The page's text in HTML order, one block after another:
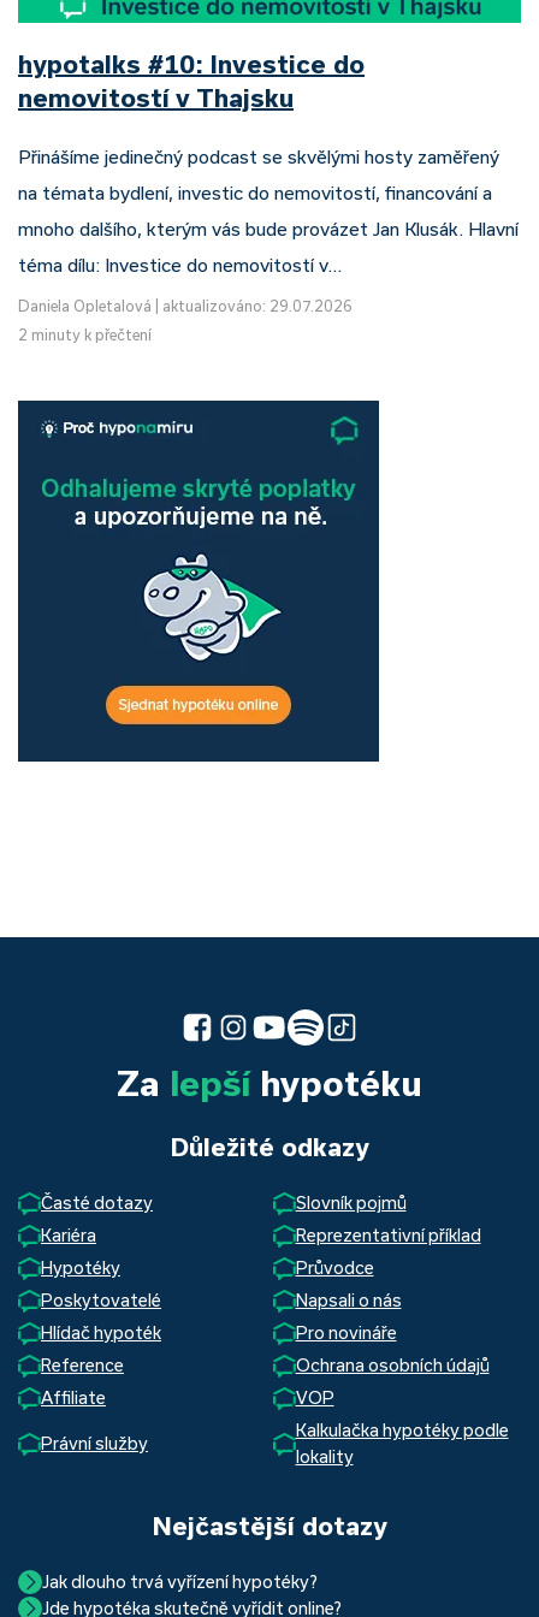
hypotalks #10: Investice do
nemovitostí v Thajsku
Přinášíme jedinečný podcast se skvělými hosty zaměřený
na témata bydlení, investic do nemovitostí, financování a
mnoho dalšího, kterým vás bude provázet Jan Klusák. Hlavní
téma dílu: Investice do nemovitostí v…
Daniela Opletalová
aktualizováno: 29.07.2026
2 minuty k přečtení
Za lepšíhypotéku
Důležité odkazy
Časté dotazy
Slovník pojmů
Kariéra
Reprezentativní příklad
Hypotéky
Průvodce
Poskytovatelé
Napsali o nás
Hlídač hypoték
Pro novináře
Reference
Ochrana osobních údajů
Affiliate
VOP
Právní služby
Kalkulačka hypotéky podle
lokality
Nejčastější dotazy
Jak dlouho trvá vyřízení hypotéky?
Hypotéka se dá zvládnout za měsíc i za tři. Nejčastěji její
Jde hypotéka skutečně vyřídit online?